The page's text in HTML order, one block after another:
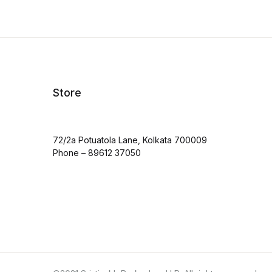
Store
72/2a Potuatola Lane, Kolkata 700009
Phone – 89612 37050